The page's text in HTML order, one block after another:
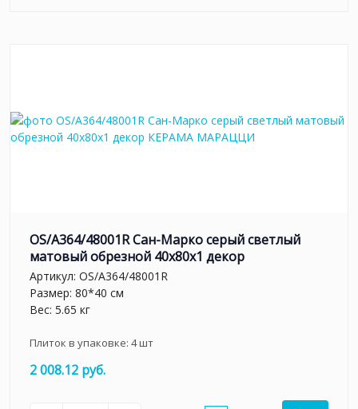
OS/A364/48001R Сан-Марко серый светлый
матовый обрезной 40x80x1 декор
Артикул: OS/A364/48001R
Размер: 80*40 см
Вес: 5.65 кг
Плиток в упаковке: 4шт
2 008.12 руб.